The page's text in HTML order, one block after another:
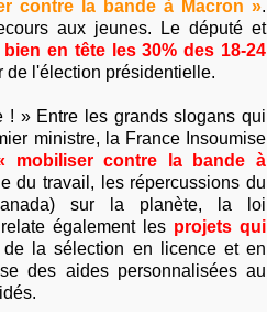
contre la bande à Macron ».
aux jeunes. Le député et
bien en tête les 30% des 18-24
de l'élection présidentielle.
» Entre les grands slogans qui
ministre, la France Insoumise
mobiliser contre la bande à
du travail, les répercussions du
sur la planète, la loi
également les projets qui
la sélection en licence et en
des aides personnalisées au